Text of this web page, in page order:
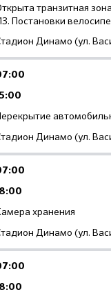
транзитная
Постановки
Динамо (ул.
Динамо (ул.
хранения
Динамо (ул.